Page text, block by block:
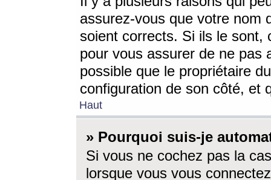
assurez-vous que votre nom
soient corrects. Si ils le sont,
pour vous assurer de ne pas
possible que le propriétaire
configuration de son côté, et
Haut
» Pourquoi suis-je
Si vous ne cochez pas la
lorsque vous vous